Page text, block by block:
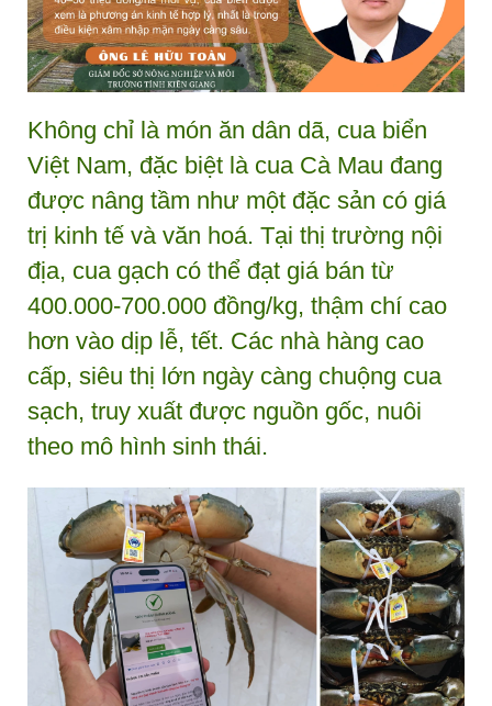
Không chỉ là món ăn dân dã, cua biển
Việt Nam, đặc biệt là cua Cà Mau đang
được nâng tầm như một đặc sản có giá
trị kinh tế và văn hoá. Tại thị trường nội
địa, cua gạch có thể đạt giá bán từ
400.000-700.000 đồng/kg, thậm chí cao
hơn vào dịp lễ, tết. Các nhà hàng cao
cấp, siêu thị lớn ngày càng chuộng cua
sạch, truy xuất được nguồn gốc, nuôi
theo mô hình sinh thái.